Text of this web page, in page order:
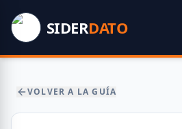
SIDERDATO
VOLVER A LA GUÍA